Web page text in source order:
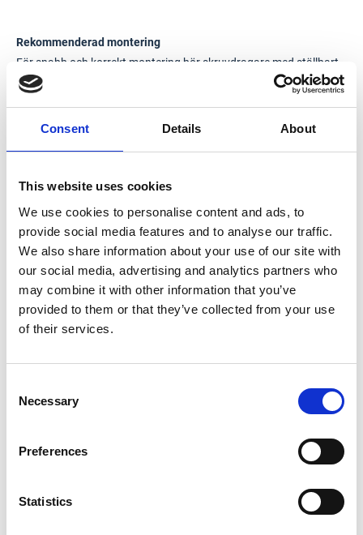
Consent Details About
This website uses cookies
We use cookies to personalise content and ads, to
provide social media features and to analyse our traffic.
We also share information about your use of our site with
our social media, advertising and analytics partners who
may combine it with other information that you’ve
provided to them or that they’ve collected from your use
of their services.
Selection
Necessary
Preferences
Statistics
Rekommenderad montering
För snabb och korrekt montering bör skruvdragare med ställbart
djupanslag användas. Skruven ska inte försänkas och skivans
6000 varv/min (30-40 mm).
Dokument
Byggvarudeklaration (BVD)
Prestandadeklaration
Användarhandbok
Certifikat